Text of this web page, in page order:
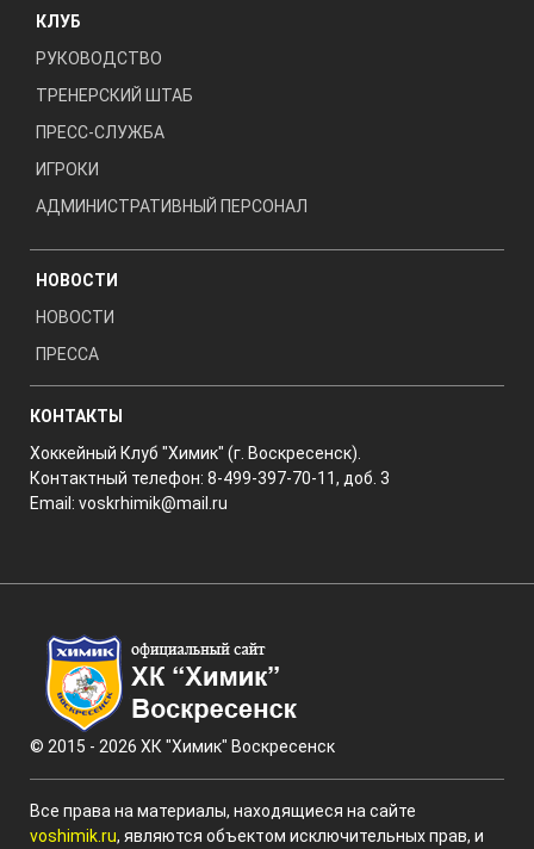
КЛУБ
РУКОВОДСТВО
ТРЕНЕРСКИЙ ШТАБ
ПРЕСС-СЛУЖБА
ИГРОКИ
АДМИНИСТРАТИВНЫЙ ПЕРСОНАЛ
НОВОСТИ
НОВОСТИ
ПРЕССА
КОНТАКТЫ
Хоккейный Клуб "Химик" (г. Воскресенск).
Контактный телефон: 8-499-397-70-11, доб. 3
Email: voskrhimik@mail.ru
© 2015 - 2026 ХК "Химик" Воскресенск
Все права на материалы, находящиеся на сайте
voshimik.ru, являются объектом исключительных прав, и